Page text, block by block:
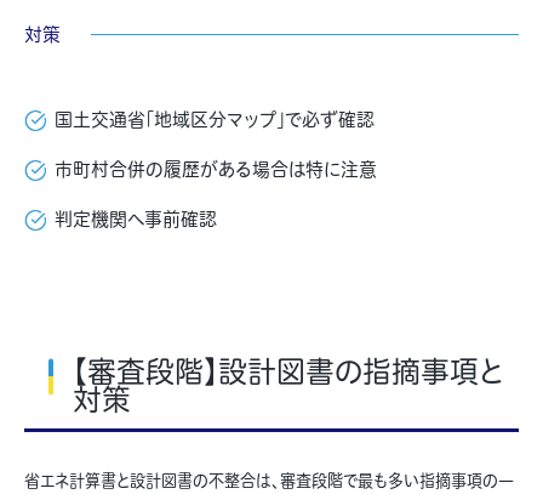
対策
国土交通省「地域区分マップ」で必ず確認
市町村合併の履歴がある場合は特に注意
判定機関へ事前確認
【審査段階】設計図書の指摘事項と
対策
省エネ計算書と設計図書の不整合は、審査段階で最も多い指摘事項の一